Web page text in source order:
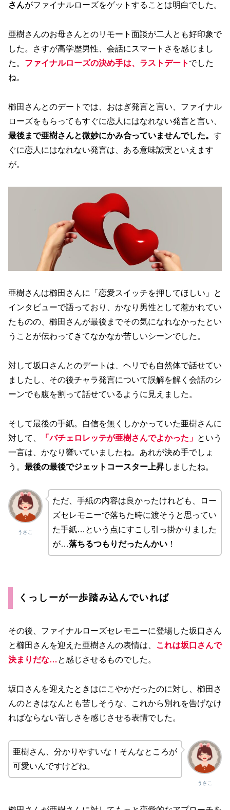
さんがファイナルローズをゲットすることは明白でした。
亜樹さんのお母さんとのリモート面談が二人とも好印象で
した。さすが高学歴男性、会話にスマートさを感じまし
た。 ファイナルローズの決め手は、ラストデート でした
ね。
櫛田さんとのデートでは、おはぎ発言と言い、ファイナル
ローズをもらってもすぐに恋人にはなれない発言と言い、
最後まで亜樹さんと微妙にかみ合っていませんでした。 す
ぐに恋人にはなれない発言は、ある意味誠実といえます
が。
亜樹さんは櫛田さんに「恋愛スイッチを押してほしい」と
インタビューで語っており、かなり男性として惹かれてい
たものの、櫛田さんが最後までその気になれなかったとい
うことが伝わってきてなかなか苦しいシーンでした。
対して坂口さんとのデートは、ヘリでも自然体で話せてい
ましたし、その後チャラ発言について誤解を解く会話のシ
ーンでも腹を割って話せているように見えました。
そして最後の手紙。自信を無くしかかっていた亜樹さんに
対して、
「バチェロレッテが亜樹さんでよかった」 という
一言は、かなり響いていましたね。あれが決め手でしょ
う。 最後の最後でジェットコースター上昇しましたね。
うさこ
ただ、手紙の内容は良かったけれども、ロー
ズセレモニーで落ちた時に渡そうと思ってい
た手紙…という点にすこし引っ掛かりました
が…落ちるつもりだったんかい！
くっしーが一歩踏み込んでいれば
その後、ファイナルローズセレモニーに登場した坂口さん
と櫛田さんを迎えた亜樹さんの表情は、 これは坂口さんで
決まりだな…と感じさせるものでした。
坂口さんを迎えたときはにこやかだったのに対し、櫛田さ
んのときはなんとも苦しそうな、これから別れを告げなけ
ればならない苦しさを感じさせる表情でした。
うさこ
亜樹さん、分かりやすいな！そんなところが
可愛いんですけどね。